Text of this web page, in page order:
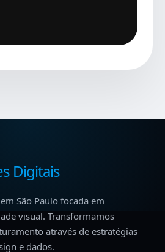
Digitais
São Paulo focada em
visual. Transformamos
através de estratégias
e dados.